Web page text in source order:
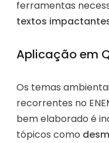
ferramentas
textos
Aplicação em
Os temas
recorrentes no
bem elaborado é
tópicos como